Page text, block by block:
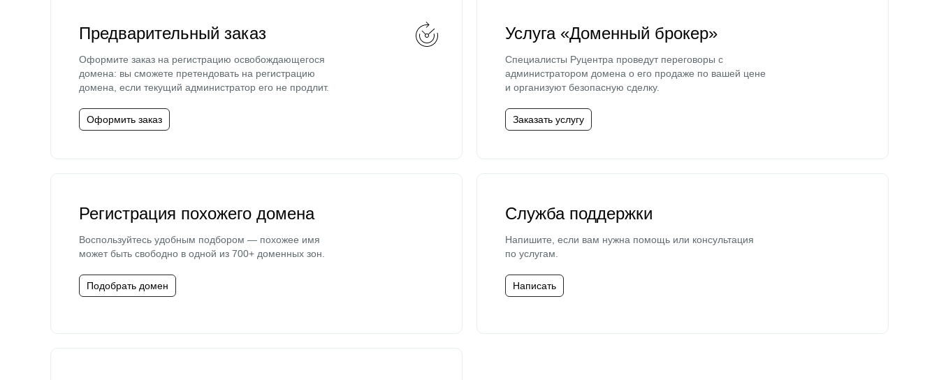
Предварительный заказ
Оформите заказ на регистрацию освобождающегося
домена: вы сможете претендовать на регистрацию
домена, если текущий администратор его не продлит.
Оформить заказ
Услуга «Доменный брокер»
Специалисты Руцентра проведут переговоры с
администратором домена о его продаже по вашей цене
и организуют безопасную сделку.
Заказать услугу
Регистрация похожего домена
Воспользуйтесь удобным подбором — похожее имя
может быть свободно в одной из 700+ доменных зон.
Подобрать домен
Служба поддержки
Напишите, если вам нужна помощь или консультация
по услугам.
Написать